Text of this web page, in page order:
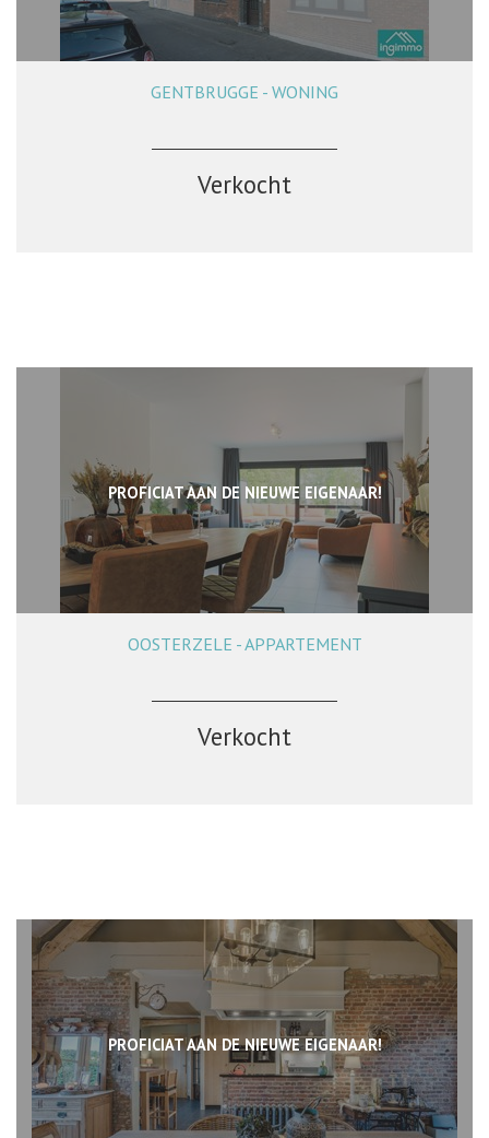
148 m² 4 1
GENTBRUGGE - WONING
Verkocht
PROFICIAT AAN DE NIEUWE EIGENAAR!
91 m² 1 1
OOSTERZELE - APPARTEMENT
Verkocht
PROFICIAT AAN DE NIEUWE EIGENAAR!